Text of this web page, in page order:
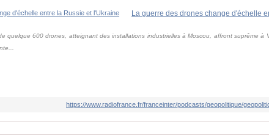
La guerre des drones change d'échelle
quelque 600 drones, atteignant des installations industrielles à Moscou, affront suprême à
https://www.radiofrance.fr/franceinter/podcasts/geopolitique/